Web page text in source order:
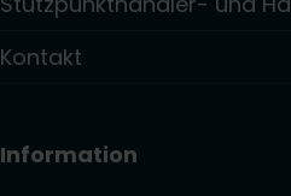
Kontakt
Information